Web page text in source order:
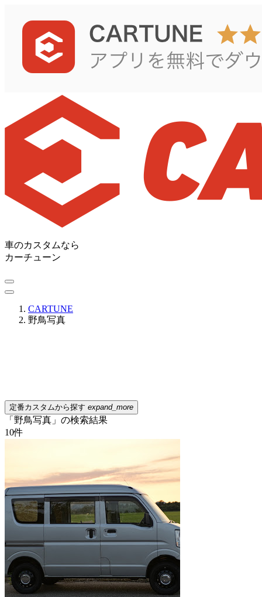
車のカスタムなら
カーチューン
CARTUNE
野鳥写真
定番カスタムから探す expand_more
「野鳥写真」の検索結果
10件